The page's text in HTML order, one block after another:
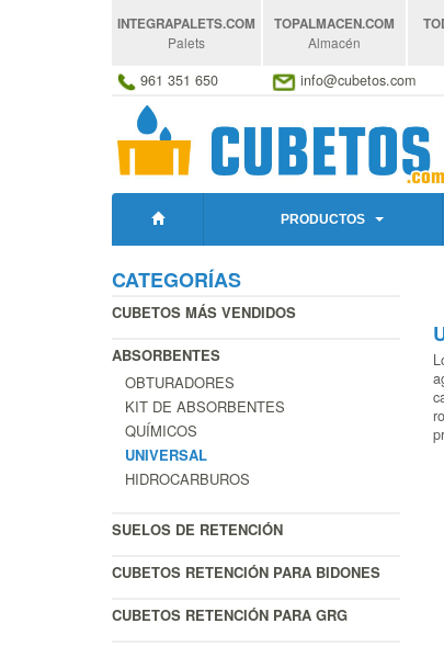
INTEGRAPALETS.COM
Palets
TOPALMACEN.COM
Almacén
961 351 650 info@cubetos.com
PRODUCTOS
CATEGORÍAS
CUBETOS MÁS VENDIDOS
ABSORBENTES
OBTURADORES
KIT DE ABSORBENTES
QUÍMICOS
UNIVERSAL
HIDROCARBUROS
SUELOS DE RETENCIÓN
CUBETOS RETENCIÓN PARA BIDONES
CUBETOS RETENCIÓN PARA GRG